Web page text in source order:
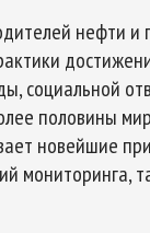
нефти и
социальной
половины
новейшие